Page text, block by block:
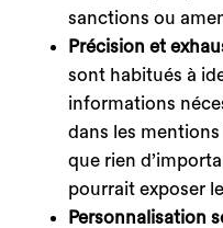
sanctions ou
Précision et
sont habitués à
informations
dans les mentions
que rien
pourrait exposer
Personnalisation